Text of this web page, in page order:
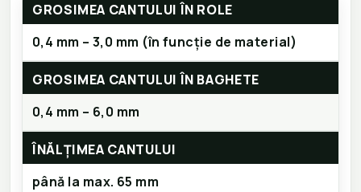
GROSIMEA CANTULUI ÎN ROLE
0,4 mm – 3,0 mm (în funcție de material)
GROSIMEA CANTULUI ÎN BAGHETE
0,4 mm – 6,0 mm
ÎNĂLȚIMEA CANTULUI
până la max. 65 mm